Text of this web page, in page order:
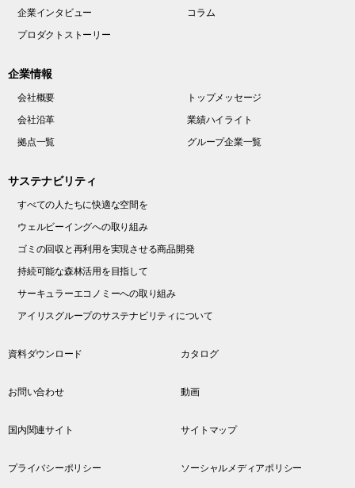
企業インタビュー
コラム
プロダクトストーリー
企業情報
会社概要
トップメッセージ
会社沿革
業績ハイライト
拠点一覧
グループ企業一覧
サステナビリティ
すべての人たちに快適な空間を
ウェルビーイングへの取り組み
ゴミの回収と再利用を実現させる商品開発
持続可能な森林活用を目指して
サーキュラーエコノミーへの取り組み
アイリスグループのサステナビリティについて
資料ダウンロード カタログ
お問い合わせ 動画
国内関連サイト サイトマップ
プライバシーポリシー ソーシャルメディアポリシー